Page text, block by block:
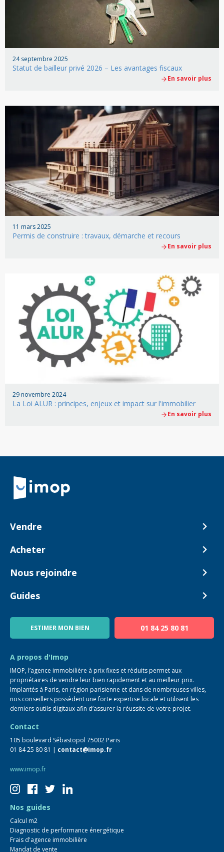
24 septembre 2025
Statut de bailleur privé 2026 – Les avantages fiscaux
En savoir plus
11 mars 2025
Permis de construire : travaux, démarche et recours
En savoir plus
29 novembre 2024
La Loi ALUR : principes, enjeux et impact sur l'immobilier
En savoir plus
Retour à la navigation principale
Vendre
Comment ça marche ?
Acheter
Biens en vente
Nous rejoindre
Devenir Conseiller
Guides
Blog
ESTIMER MON BIEN 01 84 25 80 81
A propos d'Imop
IMOP, l’agence immobilière à prix fixes et réduits permet aux
propriétaires de vendre leur bien rapidement et au meilleur prix.
Implantés à Paris, en région parisienne et dans de nombreuses villes,
nos conseillers possèdent une forte expertise locale et utilisent les
derniers outils digitaux afin d’assurer la réussite de votre projet.
Contact
105 boulevard Sébastopol 75002 Paris
01 84 25 80 81 | contact@imop.fr
www.imop.fr
Nos guides
Calcul m2
Diagnostic de performance énergétique
Frais d'agence immobilière
Mandat de vente